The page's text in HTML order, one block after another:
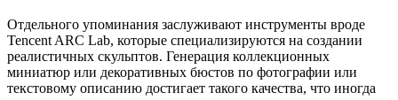
Отдельного упоминания заслуживают инструменты вроде
Tencent ARC Lab, которые специализируются на создании
реалистичных скульптов. Генерация коллекционных
миниатюр или декоративных бюстов по фотографии или
текстовому описанию достигает такого качества, что иногда